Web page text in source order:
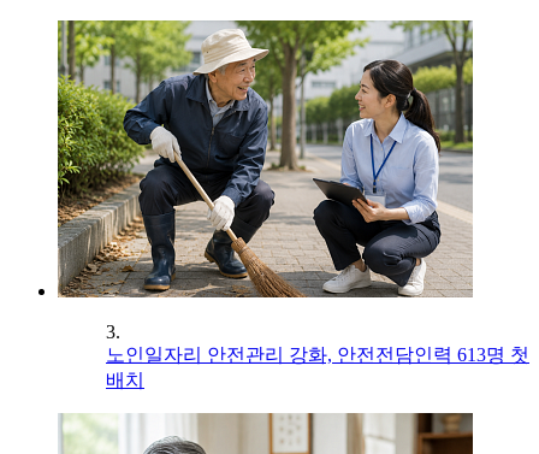
3.
노인일자리 안전관리 강화, 안전전담인력 613명 첫
배치